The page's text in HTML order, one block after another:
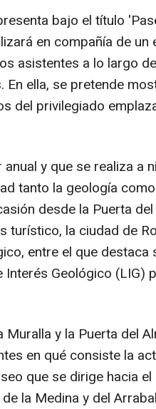
bajo el título
en compañía de un
asistentes a lo largo
ella, se pretende
del privilegiado
y que se realiza a
tanto la geología
desde la Puerta del
turístico, la ciudad de
entre el que destaca
Geológico (LIG)
y la Puerta del
en qué consiste la
que se dirige hacia
la Medina y del